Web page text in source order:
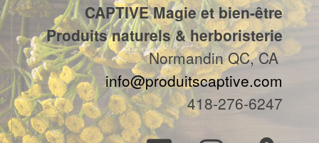
CAPTIVE Magie et bien-être
Produits naturels & herboristerie
Normandin QC, CA
info@produitscaptive.com
418-276-6247